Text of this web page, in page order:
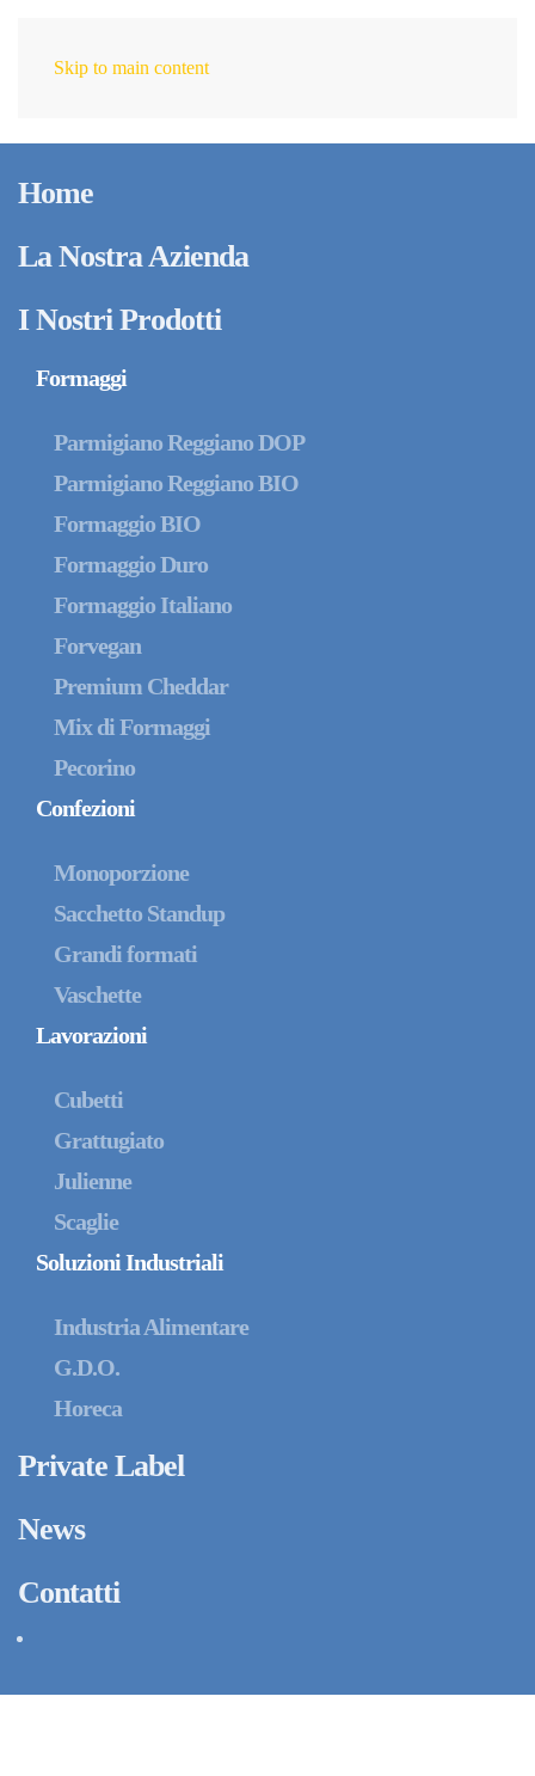
Skip to main content
Home
La Nostra Azienda
I Nostri Prodotti
Formaggi
Parmigiano Reggiano DOP
Parmigiano Reggiano BIO
Formaggio BIO
Formaggio Duro
Formaggio Italiano
Forvegan
Premium Cheddar
Mix di Formaggi
Pecorino
Confezioni
Monoporzione
Sacchetto Standup
Grandi formati
Vaschette
Lavorazioni
Cubetti
Grattugiato
Julienne
Scaglie
Soluzioni Industriali
Industria Alimentare
G.D.O.
Horeca
Private Label
News
Contatti